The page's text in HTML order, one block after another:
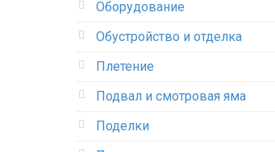
Оборудование
Обустройство и отделка
Плетение
Подвал и смотровая яма
Поделки